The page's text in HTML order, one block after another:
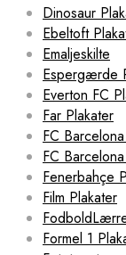
Dinosaur
Ebeltoft
Emaljeskilte
Espergærde
Everton FC
Far Plakater
FC
FC
Fenerbahçe
Film Plakater
Formel 1